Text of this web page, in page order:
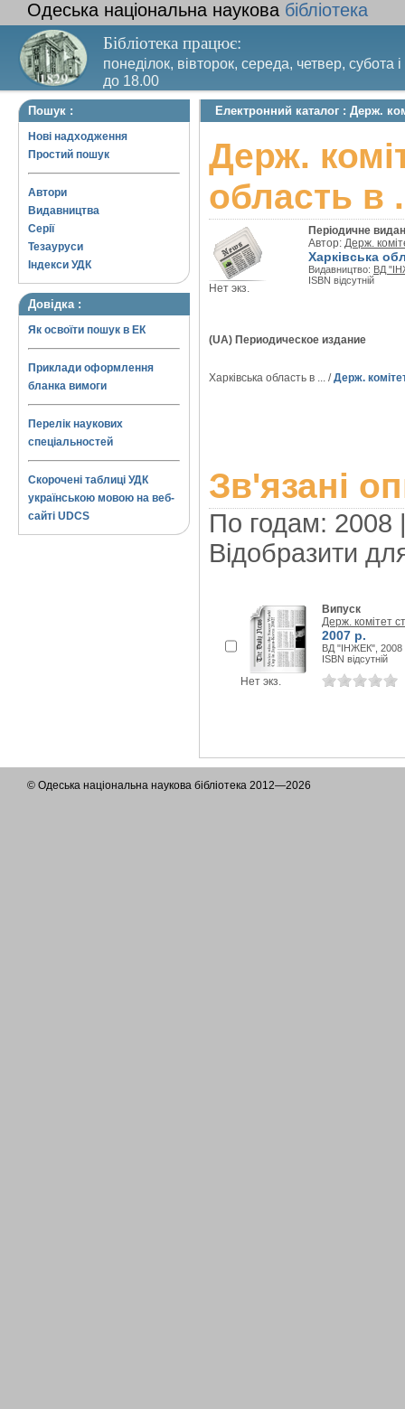
Одеська національна наукова бібліотека
Бібліотека працює:
понеділок, вівторок, середа, четвер, субота
до 18.00
Вихідний день – п’ятниця. Останній четвер
Пошук :
Нові надходження
Простий пошук
Автори
Видавництва
Серії
Тезауруси
Індекси УДК
Довідка :
Як освоїти пошук в ЕК
Приклади оформлення
бланка вимоги
Перелік наукових
спеціальностей
Скорочені таблиці УДК
українською мовою на веб-
сайті UDCS
Електронний каталог : Держ.
Держ.
область в
Нет экз.
Періодичне
Автор: Держ.
Харківська
Видавництво: ВД
ISBN відсутній
(UA) Периодическое издание
Харківська область в ... /Держ.
Зв'язані
По годам: 2008
Відобразити
Нет экз.
Випуск
Держ. комітет
2007 р.
ВД "ІНЖЕК", 2008
ISBN відсутній
© Одеська національна наукова бібліотека 2012—2026